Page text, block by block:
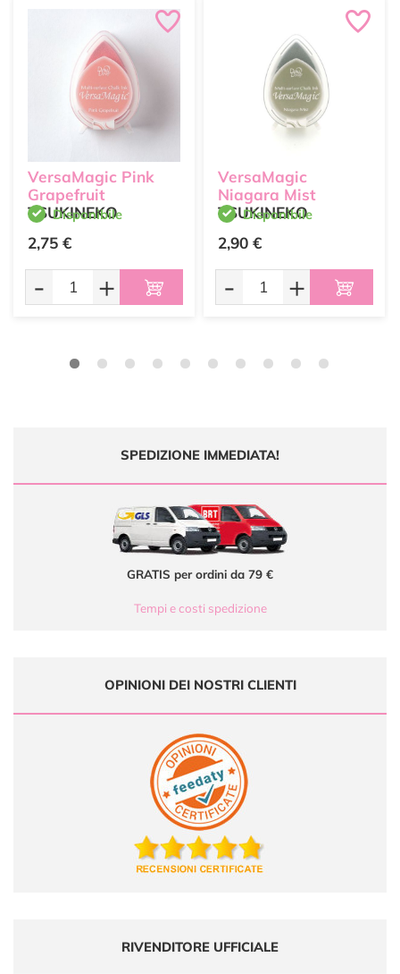
VersaMagic Pink
Grapefruit
TSUKINEKO
Disponibile
2,75 €
- +
VersaMagic
Niagara Mist
TSUKINEKO
Disponibile
2,90 €
- +
SPEDIZIONE IMMEDIATA!
GRATIS per ordini da 79 €
Tempi e costi spedizione
OPINIONI DEI NOSTRI CLIENTI
RIVENDITORE UFFICIALE